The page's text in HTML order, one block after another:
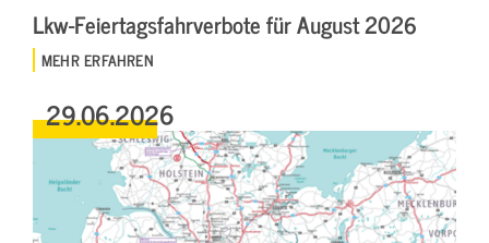
Lkw-Feiertagsfahrverbote für August 2026
MEHR ERFAHREN
29.06.2026